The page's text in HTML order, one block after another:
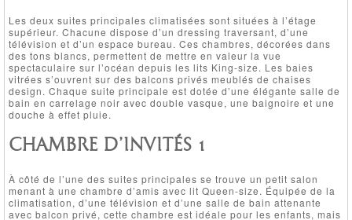
Les deux suites principales climatisées sont situées à l’étage
supérieur. Chacune dispose d’un dressing traversant, d’une
télévision et d’un espace bureau. Ces chambres, décorées dans
des tons blancs, permettent de mettre en valeur la vue
spectaculaire sur l’océan depuis les lits King-size. Les baies
vitrées s’ouvrent sur des balcons privés meublés de chaises
design. Chaque suite principale est dotée d’une élégante salle de
bain en carrelage noir avec double vasque, une baignoire et une
douche à effet pluie.
CHAMBRE D’INVITÉS 1
À côté de l’une des suites principales se trouve un petit salon
menant à une chambre d’amis avec lit Queen-size. Équipée de la
climatisation, d’une télévision et d’une salle de bain attenante
avec balcon privé, cette chambre est idéale pour les enfants, mais